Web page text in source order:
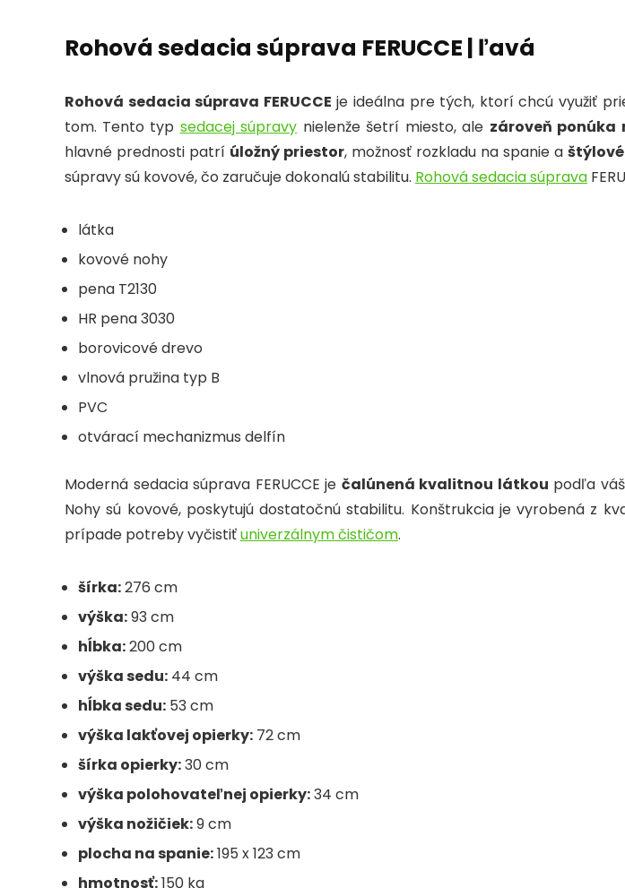
Rohová sedacia súprava FERUCCE | ľavá
Rohová sedacia súprava FERUCCE je ideálna pre tých, ktorí chcú využiť
tom. Tento typ sedacej súpravy nielenže šetrí miesto, ale zároveň ponúka
hlavné prednosti patrí úložný priestor, možnosť rozkladu na spanie a
súpravy sú kovové, čo zaručuje dokonalú stabilitu. Rohová sedacia súprava
látka
kovové nohy
pena T2130
HR pena 3030
borovicové drevo
vlnová pružina typ B
PVC
otvárací mechanizmus delfín
Moderná sedacia súprava FERUCCE je čalúnená kvalitnou látkou podľa
Nohy sú kovové, poskytujú dostatočnú stabilitu. Konštrukcia je vyrobená z
prípade potreby vyčistiťuniverzálnym čističom.
šírka:276 cm
výška:93 cm
hĺbka:200 cm
výška sedu: 44 cm
hĺbka sedu: 53 cm
výška lakťovej opierky: 72 cm
šírka opierky:30 cm
výška polohovateľnej opierky:34 cm
výška nožičiek:9 cm
plocha na spanie:195 x 123 cm
hmotnosť:150 kg